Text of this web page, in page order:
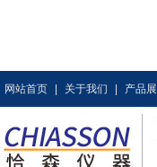
网站首页 关于我们 产品